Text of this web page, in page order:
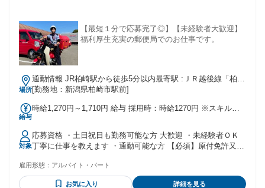
【最短１分で応募完了◎】【未経験者大歓迎】
福利厚生充実の郵便局でのお仕事です。
場所
通勤情報 JR柏崎駅から徒歩5分以内最寄駅 :ＪＲ越後線「柏崎
駅」ＪＲ信越本線「柏崎駅」その他
[勤務地：新潟県柏崎市駅前]
給与
時給1,270円～1,710円 給与 採用時：時給1270円 ※スキルに
手当等支給/有休・賞与・昇給・正社員登用制度あり ※時給は
基本給1150円と別に手当120円（一定期間支給）を含みます
※試用期間があります（２か月間・同条件）
対象
応募資格 ・土日祝日も勤務可能な方 大歓迎 ・未経験者ＯＫ
丁寧に仕事を教えます ・通勤可能な方 【必須】原付免許又は
定可）
雇用形態： アルバイト・パート
お気に入り 詳細を見る